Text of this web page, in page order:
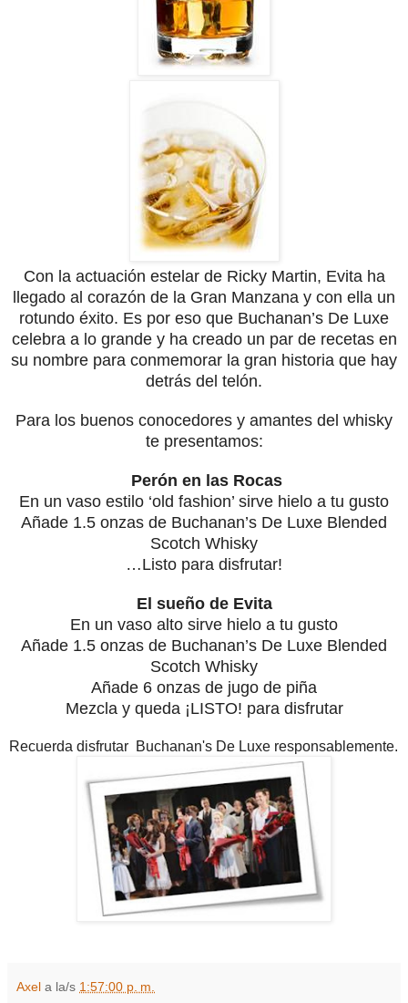
Con la actuación estelar de Ricky Martin, Evita ha
llegado al corazón de la Gran Manzana y con ella un
rotundo éxito. Es por eso que Buchanan’s De Luxe
celebra a lo grande y ha creado un par de recetas en
su nombre para conmemorar la gran historia que hay
detrás del telón.
Para los buenos conocedores y amantes del whisky
te presentamos:
Perón en las Rocas
En un vaso estilo ‘old fashion’ sirve hielo a tu gusto
Añade 1.5 onzas de Buchanan’s De Luxe Blended
Scotch Whisky
…Listo para disfrutar!
El sueño de Evita
En un vaso alto sirve hielo a tu gusto
Añade 1.5 onzas de Buchanan’s De Luxe Blended
Scotch Whisky
Añade 6 onzas de jugo de piña
Mezcla y queda ¡LISTO! para disfrutar
Recuerda disfrutar Buchanan's De Luxe responsablemente.
Axel a la/s 1:57:00 p. m.